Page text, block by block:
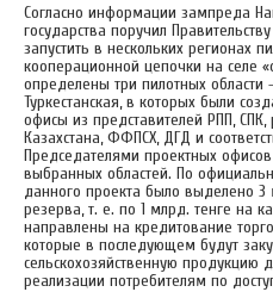
Согласно информации зампреда
государства поручил
запустить в нескольких регионах
кооперационной цепочки на селе
определены три пилотных
Туркестанская, в которых были
офисы из представителей РПП,
Казахстана, ФФПСХ, ДГД и
Председателями проектных
выбранных областей. По
данного проекта было выделено 3
резерва, т. е. по 1 млрд. тенге на
направлены на кредитование
которые в последующем будут
сельскохозяйственную продукцию
реализации потребителям по